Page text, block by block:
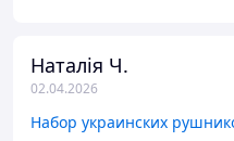
Наталія Ч.
02.04.2026